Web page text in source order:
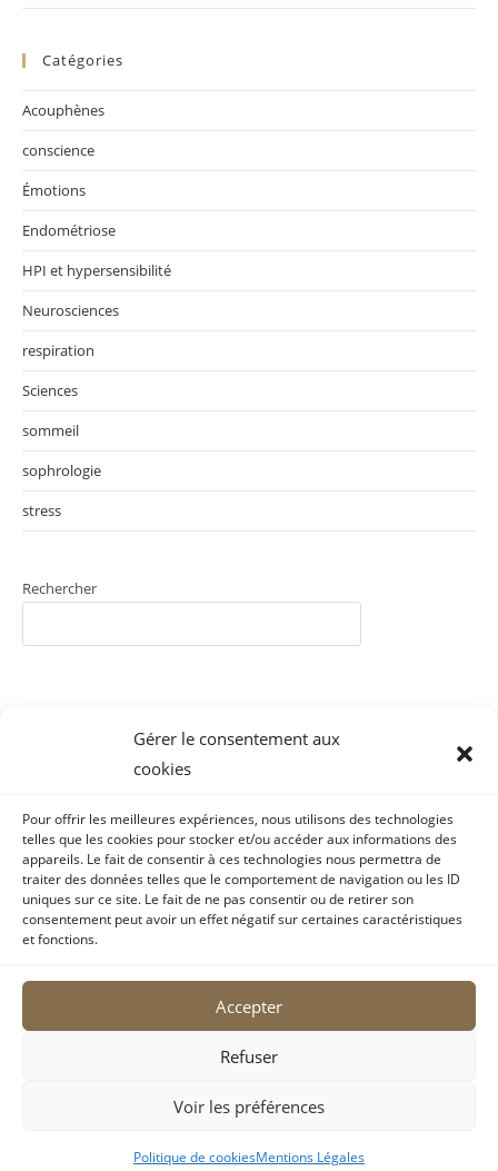
Gérer le consentement aux
cookies
Pour offrir les meilleures expériences, nous utilisons des technologies
telles que les cookies pour stocker et/ou accéder aux informations des
appareils. Le fait de consentir à ces technologies nous permettra de
traiter des données telles que le comportement de navigation ou les ID
uniques sur ce site. Le fait de ne pas consentir ou de retirer son
consentement peut avoir un effet négatif sur certaines caractéristiques
et fonctions.
Accepter
Refuser
Voir les préférences
Politique de cookiesMentions Légales
Catégories
Acouphènes
conscience
Émotions
Endométriose
HPI et hypersensibilité
Neurosciences
respiration
Sciences
sommeil
sophrologie
stress
Rechercher
CGV
Traitement des données à caractère personnel
Copyright 2026 © Tous droits réservés
Site web réalisé par Mathilde Colley, Meriem Chikh et Little